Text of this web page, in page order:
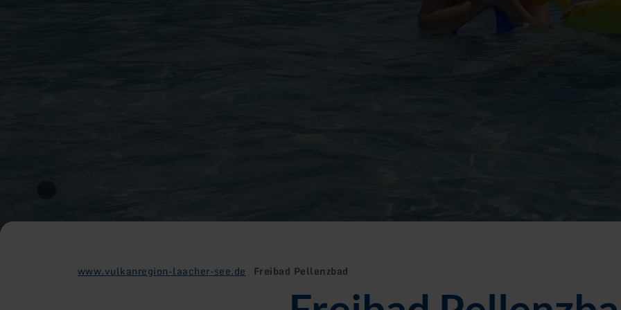
www.vulkanregion-laacher-see.de Freibad Pellenzbad